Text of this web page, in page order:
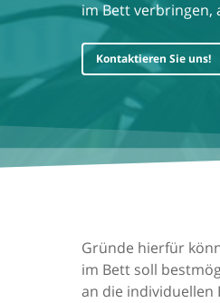
im Bett verbringen,
Kontaktieren Sie uns!
Gründe hierfür
im Bett soll
an die individuellen